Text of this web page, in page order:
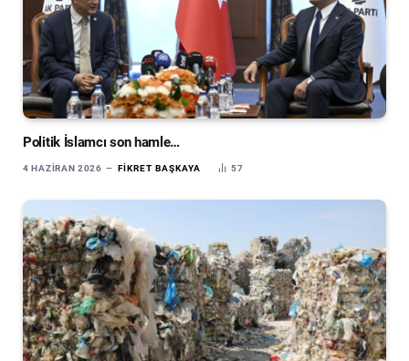
Politik İslamcı son hamle…
4 HAZIRAN 2026 FIKRET BAŞKAYA 57